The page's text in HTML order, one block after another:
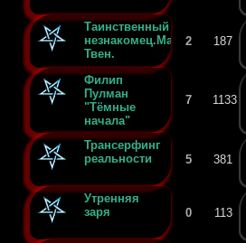
Таинственный
незнакомец.Марк
Твен.
2 187
Филип
Пулман
"Тёмные
начала"
7 1133
Трансерфинг
реальности
5 381
Утренняя
заря
0 113